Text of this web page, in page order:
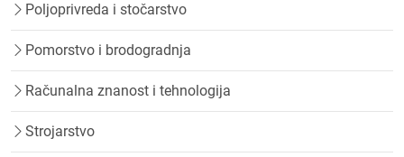
Poljoprivreda i stočarstvo
Pomorstvo i brodogradnja
Računalna znanost i tehnologija
Strojarstvo